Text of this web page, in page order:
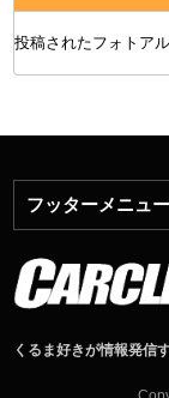
投稿されたフォトア
フッターメニュー
くるま好きが情報発信